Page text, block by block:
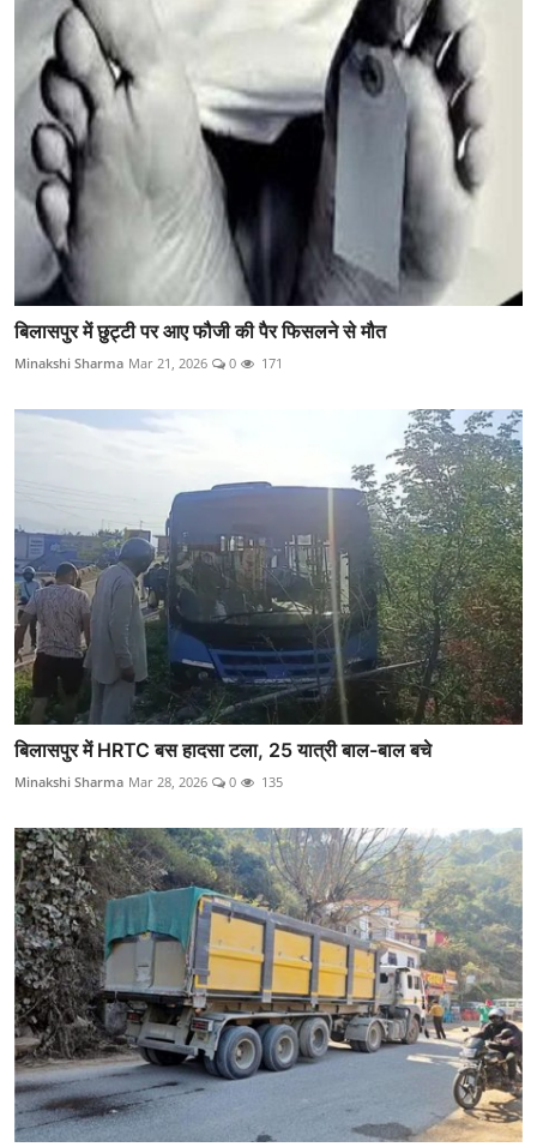
बिलासपुर में छुट्टी पर आए फौजी की पैर फिसलने से मौत
Minakshi Sharma Mar 21, 2026 0 171
बिलासपुर में HRTC बस हादसा टला, 25 यात्री बाल-बाल बचे
Minakshi Sharma Mar 28, 2026 0 135